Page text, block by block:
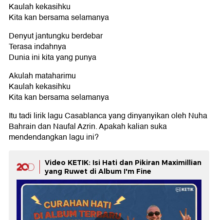
Kaulah kekasihku
Kita kan bersama selamanya
Denyut jantungku berdebar
Terasa indahnya
Dunia ini kita yang punya
Akulah mataharimu
Kaulah kekasihku
Kita kan bersama selamanya
Itu tadi lirik lagu Casablanca yang dinyanyikan oleh Nuha
Bahrain dan Naufal Azrin. Apakah kalian suka
mendendangkan lagu ini?
Video KETIK: Isi Hati dan Pikiran Maximillian
yang Ruwet di Album I'm Fine